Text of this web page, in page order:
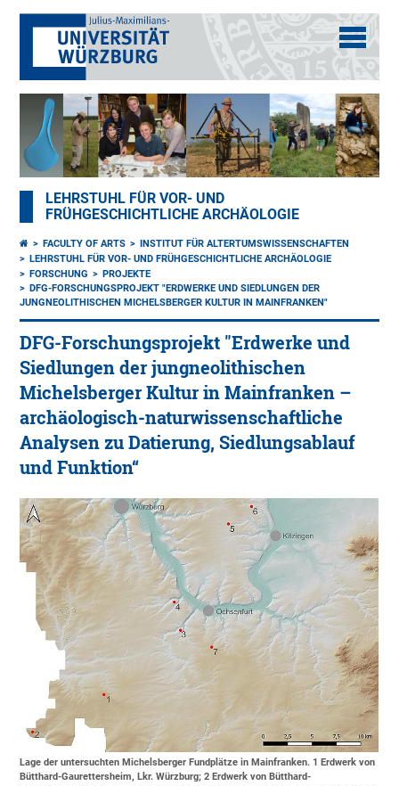
LEHRSTUHL FÜR VOR- UND
FRÜHGESCHICHTLICHE ARCHÄOLOGIE
FACULTY OF ARTS
INSTITUT FÜR ALTERTUMSWISSENSCHAFTEN
LEHRSTUHL FÜR VOR- UND FRÜHGESCHICHTLICHE ARCHÄOLOGIE
FORSCHUNG
PROJEKTE
DFG-FORSCHUNGSPROJEKT "ERDWERKE UND SIEDLUNGEN DER
JUNGNEOLITHISCHEN MICHELSBERGER KULTUR IN MAINFRANKEN"
DFG-Forschungsprojekt "Erdwerke und
Siedlungen der jungneolithischen
Michelsberger Kultur in Mainfranken –
archäologisch-naturwissenschaftliche
Analysen zu Datierung, Siedlungsablauf
und Funktion“
Lage der untersuchten Michelsberger Fundplätze in Mainfranken. 1 Erdwerk von
Bütthard-Gaurettersheim, Lkr. Würzburg; 2 Erdwerk von Bütthard-